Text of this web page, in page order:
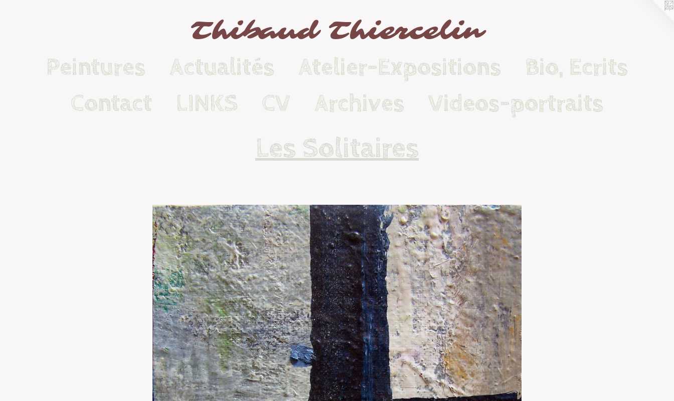
Thibaud Thiercelin
Peintures Actualités Atelier-Expositions
Bio, Ecrits
Contact
LINKS CV Archives Videos-portraits
Les Solitaires